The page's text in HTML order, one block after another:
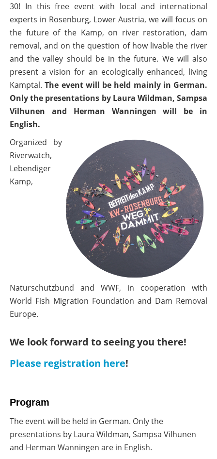
30! In this free event with local and international
experts in Rosenburg, Lower Austria, we will focus on
the future of the Kamp, on river restoration, dam
removal, and on the question of how livable the river
and the valley should be in the future. We will also
present a vision for an ecologically enhanced, living
Kamptal.The event will be held mainly in German.
Only the presentations by Laura Wildman, Sampsa
Vilhunen and Herman Wanningen will be in
English.
Organized by
Riverwatch,
Lebendiger
Kamp,
Naturschutzbund and WWF, in cooperation with
World Fish Migration Foundation and Dam Removal
Europe.
We look forward to seeing you there!
Please registration here!
Program
The event will be held in German. Only the
presentations by Laura Wildman, Sampsa Vilhunen
and Herman Wanningen are in English.